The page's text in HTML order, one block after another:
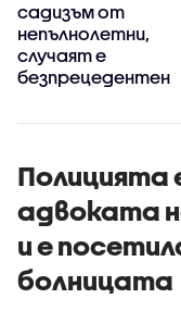
садизъм от
непълнолетни,
случаят е
безпрецедентен
Полицията
адвоката
и е
болницата